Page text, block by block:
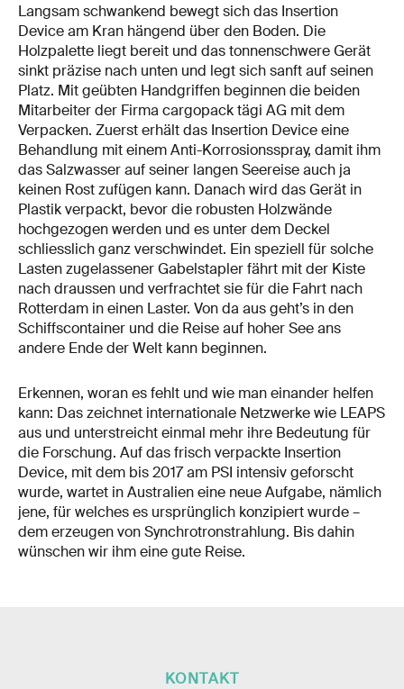
Langsam schwankend bewegt sich das Insertion
Device am Kran hängend über den Boden. Die
Holzpalette liegt bereit und das tonnenschwere Gerät
sinkt präzise nach unten und legt sich sanft auf seinen
Platz. Mit geübten Handgriffen beginnen die beiden
Mitarbeiter der Firma cargopack tägi AG mit dem
Verpacken. Zuerst erhält das Insertion Device eine
Behandlung mit einem Anti-Korrosionsspray, damit ihm
das Salzwasser auf seiner langen Seereise auch ja
keinen Rost zufügen kann. Danach wird das Gerät in
Plastik verpackt, bevor die robusten Holzwände
hochgezogen werden und es unter dem Deckel
schliesslich ganz verschwindet. Ein speziell für solche
Lasten zugelassener Gabelstapler fährt mit der Kiste
nach draussen und verfrachtet sie für die Fahrt nach
Rotterdam in einen Laster. Von da aus geht’s in den
Schiffscontainer und die Reise auf hoher See ans
andere Ende der Welt kann beginnen.
Erkennen, woran es fehlt und wie man einander helfen
kann: Das zeichnet internationale Netzwerke wie LEAPS
aus und unterstreicht einmal mehr ihre Bedeutung für
die Forschung. Auf das frisch verpackte Insertion
Device, mit dem bis 2017 am PSI intensiv geforscht
wurde, wartet in Australien eine neue Aufgabe, nämlich
jene, für welches es ursprünglich konzipiert wurde –
dem erzeugen von Synchrotronstrahlung. Bis dahin
wünschen wir ihm eine gute Reise.
KONTAKT